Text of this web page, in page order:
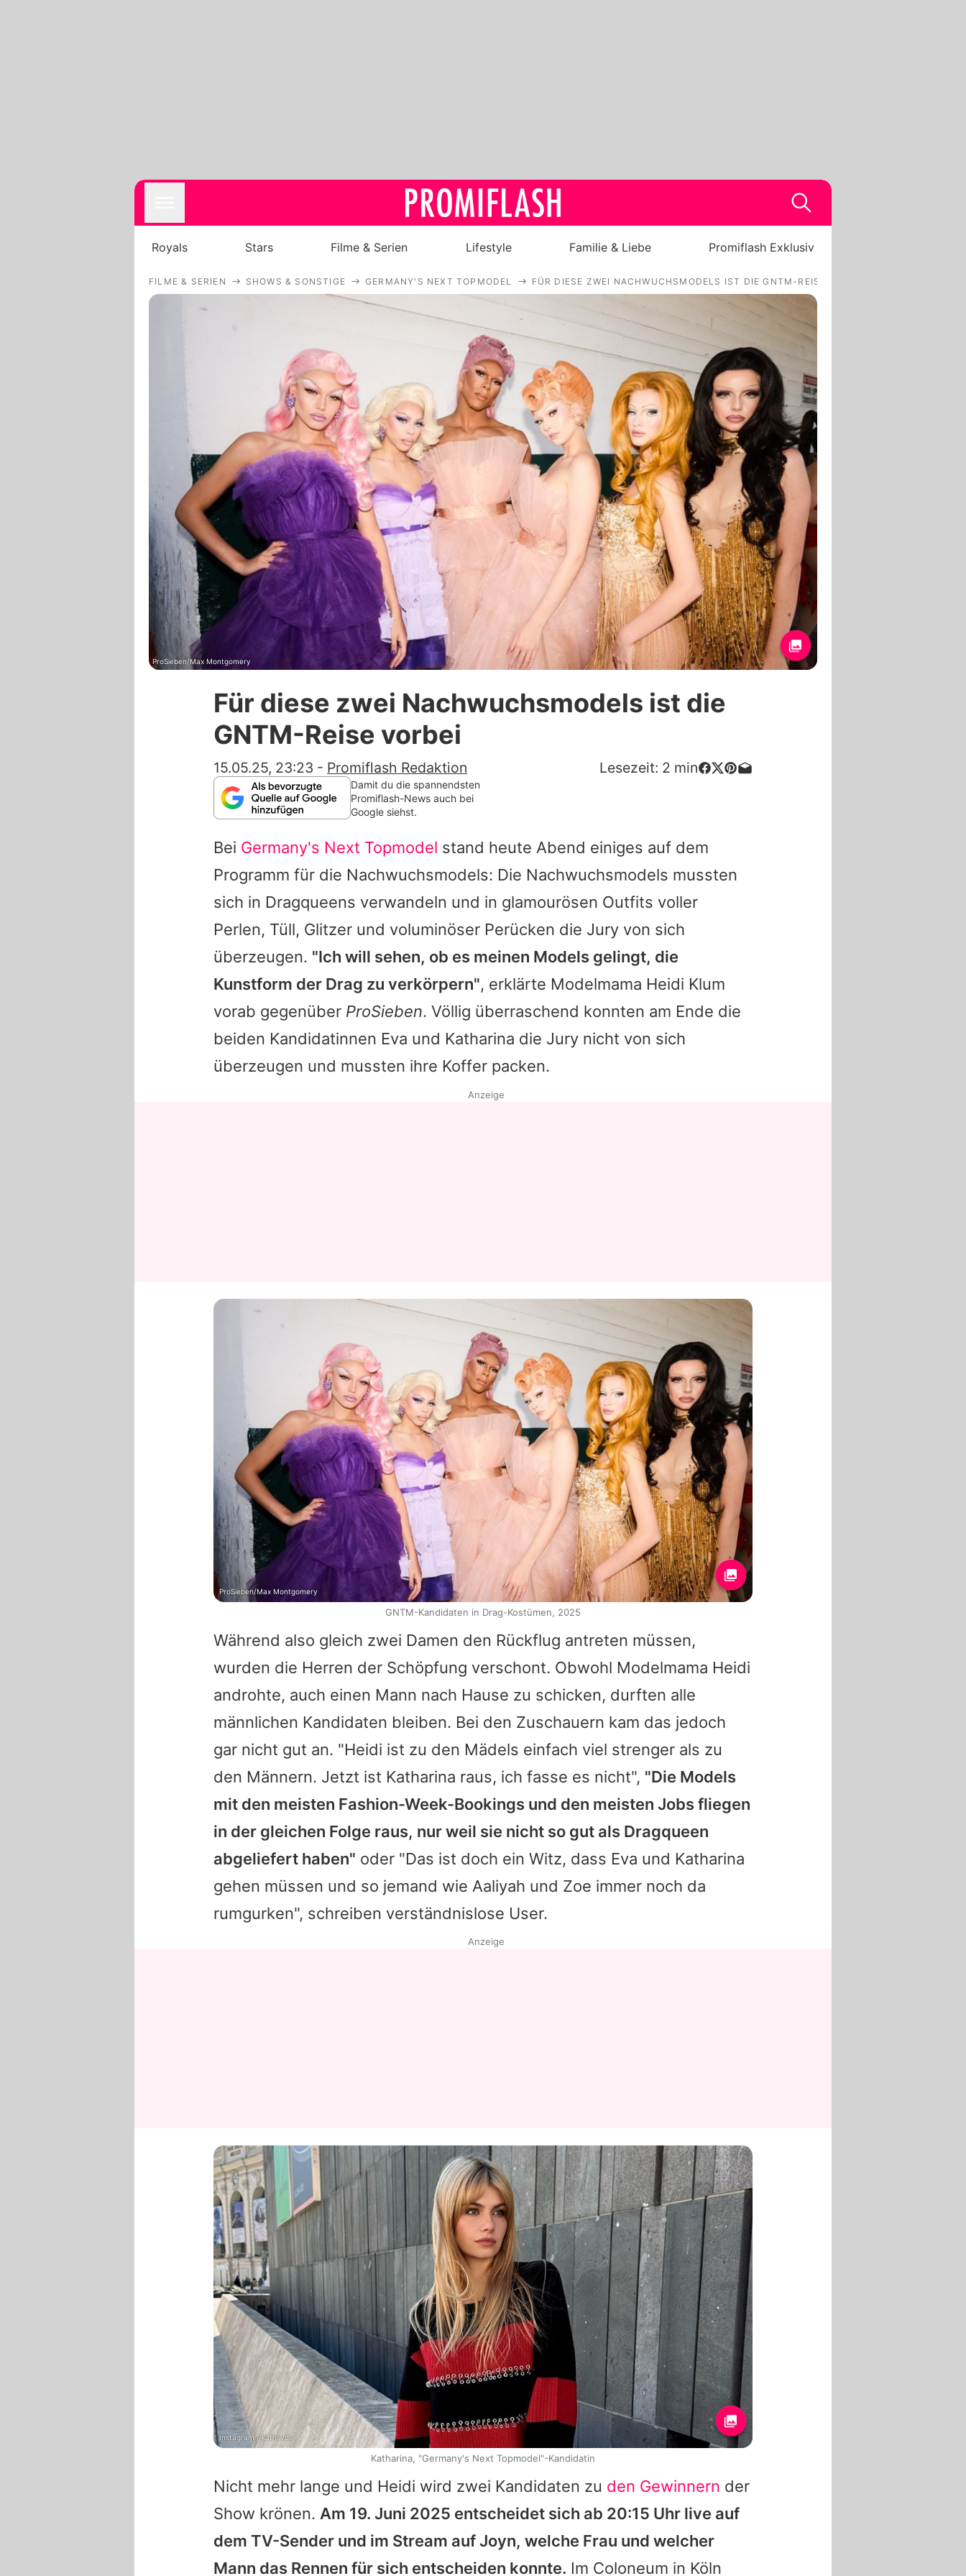
Royals
Filme & Serien
Lifestyle
Familie & Liebe
Promiflash Exklusiv
Alle Themen auf Promiflash
Jobs
App runterladen
Team
Redaktionelle Richtlinien
Impressum
Datenschutzerklärung
Nutzungsbedingungen
Utiq verwalten
Royals Stars Filme & Serien Lifestyle Familie & Liebe Promiflash Exklusiv
FILME & SERIEN SHOWS & SONSTIGE GERMANY'S NEXT TOPMODEL FÜR DIESE ZWEI NACHWUCHSMODELS IST DIE GNTM-REISE VORBEI
ProSieben/Max Montgomery
Für diese zwei Nachwuchsmodels ist die
GNTM-Reise vorbei
15.05.25, 23:23 - Promiflash Redaktion Lesezeit: 2 min
Damit du die spannendsten
Promiflash-News auch bei
Google siehst.
Bei Germany's Next Topmodel stand heute Abend einiges auf dem
Programm für die Nachwuchsmodels: Die Nachwuchsmodels mussten
sich in Dragqueens verwandeln und in glamourösen Outfits voller
Perlen, Tüll, Glitzer und voluminöser Perücken die Jury von sich
überzeugen. "Ich will sehen, ob es meinen Models gelingt, die
Kunstform der Drag zu verkörpern", erklärte Modelmama Heidi Klum
vorab gegenüber ProSieben. Völlig überraschend konnten am Ende die
beiden Kandidatinnen Eva und Katharina die Jury nicht von sich
überzeugen und mussten ihre Koffer packen.
Während also gleich zwei Damen den Rückflug antreten müssen,
wurden die Herren der Schöpfung verschont. Obwohl Modelmama Heidi
androhte, auch einen Mann nach Hause zu schicken, durften alle
männlichen Kandidaten bleiben. Bei den Zuschauern kam das jedoch
gar nicht gut an. "Heidi ist zu den Mädels einfach viel strenger als zu
den Männern. Jetzt ist Katharina raus, ich fasse es nicht", "Die Models
mit den meisten Fashion-Week-Bookings und den meisten Jobs fliegen
in der gleichen Folge raus, nur weil sie nicht so gut als Dragqueen
abgeliefert haben" oder "Das ist doch ein Witz, dass Eva und Katharina
gehen müssen und so jemand wie Aaliyah und Zoe immer noch da
rumgurken", schreiben verständnislose User.
Nicht mehr lange und Heidi wird zwei Kandidaten zu den Gewinnern der
Show krönen. Am 19. Juni 2025 entscheidet sich ab 20:15 Uhr live auf
dem TV-Sender und im Stream auf Joyn, welche Frau und welcher
Mann das Rennen für sich entscheiden konnte. Im Coloneum in Köln
Anzeige
ProSieben/Max Montgomery
GNTM-Kandidaten in Drag-Kostümen, 2025
Anzeige
Instagram / kathi.vds
Katharina, "Germany's Next Topmodel"-Kandidatin